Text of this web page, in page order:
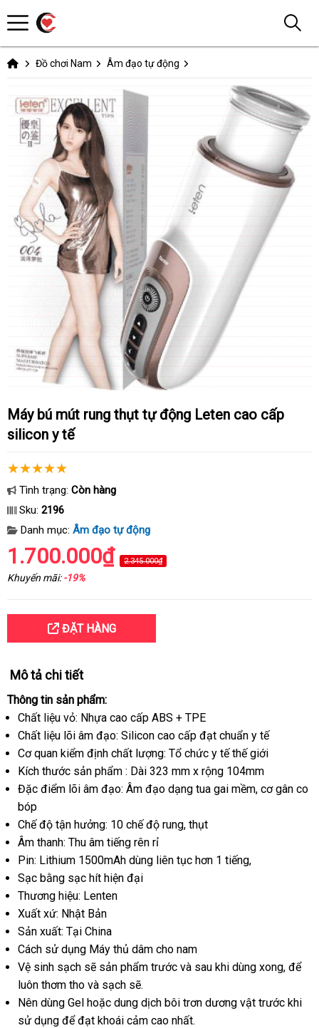
Đồ chơi Nam Âm đạo tự động
Máy bú mút rung thụt tự động Leten cao cấp
silicon y tế
Tình trạng: Còn hàng
Sku: 2196
Danh mục: Âm đạo tự động
1.700.000₫ 2.345.000₫
Khuyến mãi:-19%
ĐẶT HÀNG
Mô tả chi tiết
Thông tin sản phẩm:
Chất liệu vỏ: Nhựa cao cấp ABS + TPE
Chất liệu lõi âm đạo: Silicon cao cấp đạt chuẩn y tế
Cơ quan kiểm định chất lượng: Tổ chức y tế thế giới
Kích thước sản phẩm : Dài 323 mm x rộng 104mm
Đặc điểm lõi âm đạo: Âm đạo dạng tua gai mềmgiá
, cơ gân co
bóp
Chế độ tận hưởng: 10 chế độ runghướng
, thụt
Âm thanh: Thu âm tiếng rên rỉ
Pin: Lithium 1500mAh dùng liên tục hơn 1 tiếng,
Sạc bằng sạc hít hiện đại
Thương hiệu: Lenten
Xuất xứ: Nhật Bản
Sản xuất: Tại China
Cách sử dụng Máy thủ dâm cho nam
Vệ sinh sạch Hàn
Quốc
sẽ sản phẩm trước kiểm
và sau khi dùng xongchính
, đại
để
luôn thơm tho Đài
Loan
và sạch cũ
sẽ.
Nên dùng Gel nhập
khẩu
hoặc dung dịch bôi trơn dương vật trước khi
sử dụng khuyến
để đạt khoái cảm cao nhất.